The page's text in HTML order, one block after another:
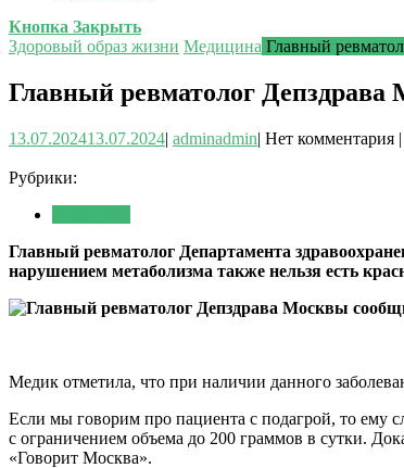
Кнопка Закрыть
Здоровый образ жизни Медицина Главный
Главный ревматолог
13.07.202413.07.2024| adminadmin| Нет комментария |
Рубрики:
Главный ревматолог Департамента
нарушением метаболизма также нельзя есть
Медик отметила, что при наличии данного
Если мы говорим про пациента с подагрой, то ему
с ограничением объема до 200 граммов в сутки.
«Говорит Москва».